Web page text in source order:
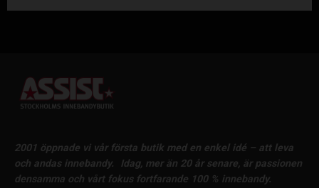
2001 öppnade vi vår första butik med en enkel idé – att leva
och andas innebandy.
Idag, mer än 20 år senare, är passionen
densamma och vårt fokus fortfarande 100 % innebandy.